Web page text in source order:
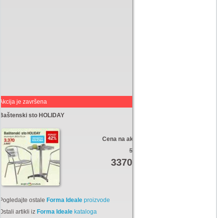
je završena
sto HOLIDAY
Cena na akciji:
5820
3370Din
ostale Forma Idealeproizvode
artikli iz Forma Idealekataloga